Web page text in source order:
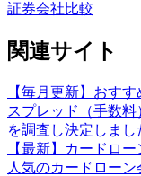
証券会社比較
関連サイト
【毎月更新】おす
スプレッド（手数
を調査し決定しまし
【最新】カードロ
人気のカードロー